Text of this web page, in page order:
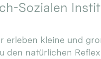
Sozialen
erleben kleine und
den natürlichen